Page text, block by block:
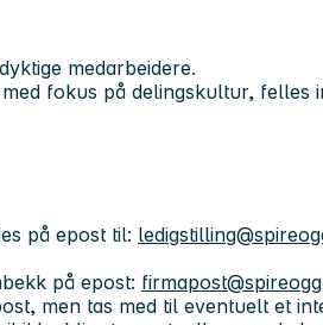
medarbeidere.
fokus på delingskultur, felles
på epost til:
på epost:
men tas med til eventuelt et